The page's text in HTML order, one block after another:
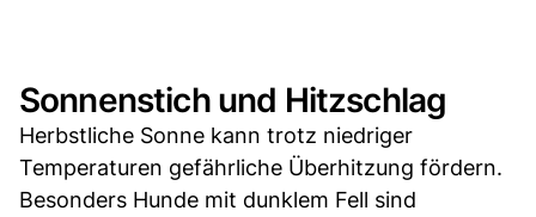
Sonnenstich und Hitzschlag
Herbstliche Sonne kann trotz niedriger
Temperaturen gefährliche Überhitzung fördern.
Besonders Hunde mit dunklem Fell sind